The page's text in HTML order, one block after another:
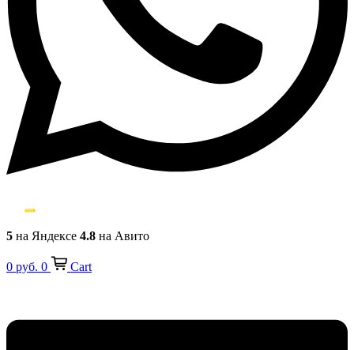
5 на Яндексе 4.8 на Авито
0 руб. 0 Cart